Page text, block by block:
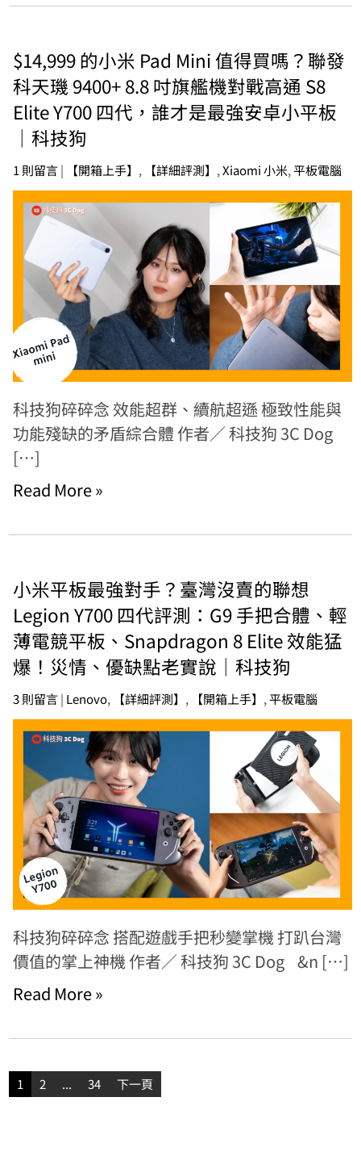
$14,999 的小米 Pad Mini 值得買嗎？聯發
科天璣 9400+ 8.8 吋旗艦機對戰高通 S8
Elite Y700 四代，誰才是最強安卓小平板
｜科技狗
1 則留言| 【開箱上手】 , 【詳細評測】 ,Xiaomi 小米,平板電腦
科技狗碎碎念 效能超群、續航超遜 極致性能與
功能殘缺的矛盾綜合體 作者／ 科技狗 3C Dog
[…]
Read More »
小米平板最強對手？臺灣沒賣的聯想
Legion Y700 四代評測：G9 手把合體、輕
薄電競平板、Snapdragon 8 Elite 效能猛
爆！災情、優缺點老實說｜科技狗
3 則留言| Lenovo, 【詳細評測】 , 【開箱上手】 ,平板電腦
科技狗碎碎念 搭配遊戲手把秒變掌機 打趴台灣
價值的掌上神機 作者／ 科技狗 3C Dog &n […]
Read More »
文
1 2 ... 34 下一頁